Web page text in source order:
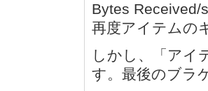
Bytes Received/
再度アイテムの
しかし、「アイ
す。最後のブラ